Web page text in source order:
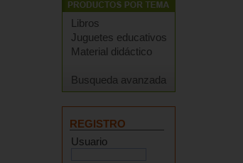
Libros
Juguetes educativos
Material didáctico
Busqueda avanzada
REGISTRO
Usuario